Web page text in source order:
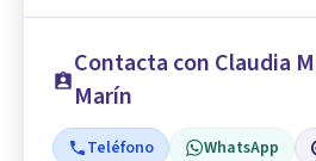
Contacta con Claudia
Marín
Teléfono WhatsApp